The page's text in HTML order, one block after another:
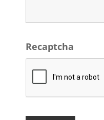
Recaptcha